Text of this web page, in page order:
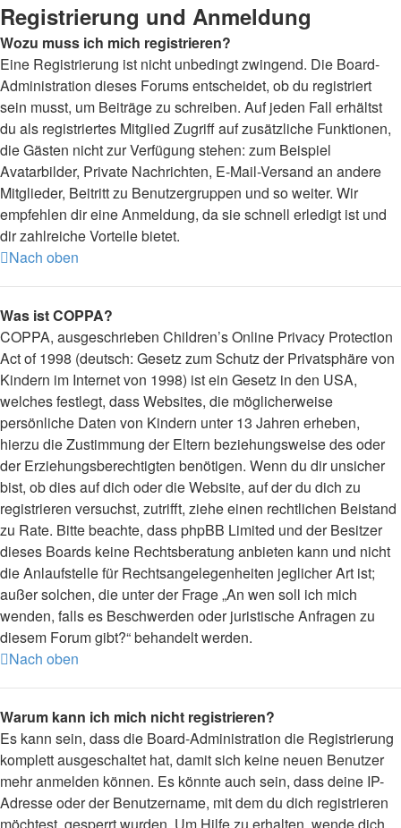
Registrierung und Anmeldung
Wozu muss ich mich registrieren?
Eine Registrierung ist nicht unbedingt zwingend. Die Board-
Administration dieses Forums entscheidet, ob du registriert
sein musst, um Beiträge zu schreiben. Auf jeden Fall erhältst
du als registriertes Mitglied Zugriff auf zusätzliche Funktionen,
die Gästen nicht zur Verfügung stehen: zum Beispiel
Avatarbilder, Private Nachrichten, E-Mail-Versand an andere
Mitglieder, Beitritt zu Benutzergruppen und so weiter. Wir
empfehlen dir eine Anmeldung, da sie schnell erledigt ist und
dir zahlreiche Vorteile bietet.
Nach oben
Was ist COPPA?
COPPA, ausgeschrieben Children’s Online Privacy Protection
Act of 1998 (deutsch: Gesetz zum Schutz der Privatsphäre von
Kindern im Internet von 1998) ist ein Gesetz in den USA,
welches festlegt, dass Websites, die möglicherweise
persönliche Daten von Kindern unter 13 Jahren erheben,
hierzu die Zustimmung der Eltern beziehungsweise des oder
der Erziehungsberechtigten benötigen. Wenn du dir unsicher
bist, ob dies auf dich oder die Website, auf der du dich zu
registrieren versuchst, zutrifft, ziehe einen rechtlichen Beistand
zu Rate. Bitte beachte, dass phpBB Limited und der Besitzer
dieses Boards keine Rechtsberatung anbieten kann und nicht
die Anlaufstelle für Rechtsangelegenheiten jeglicher Art ist;
außer solchen, die unter der Frage „An wen soll ich mich
wenden, falls es Beschwerden oder juristische Anfragen zu
diesem Forum gibt?“ behandelt werden.
Nach oben
Warum kann ich mich nicht registrieren?
Es kann sein, dass die Board-Administration die Registrierung
komplett ausgeschaltet hat, damit sich keine neuen Benutzer
mehr anmelden können. Es könnte auch sein, dass deine IP-
Adresse oder der Benutzername, mit dem du dich registrieren